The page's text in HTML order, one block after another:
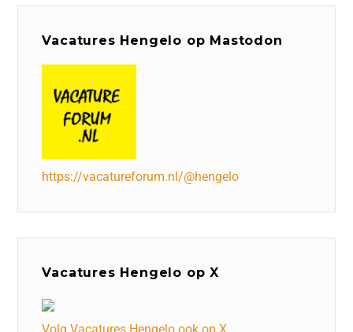
Vacatures Hengelo op Mastodon
https://vacatureforum.nl/@hengelo
Vacatures Hengelo op X